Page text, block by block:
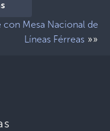
Mesa Nacional de
Líneas Férreas »»